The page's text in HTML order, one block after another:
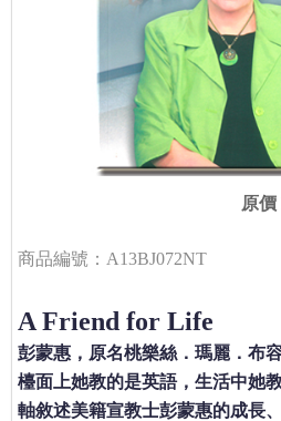
原價
商品編號：A13BJ072NT
A Friend for Life
彭蒙惠，原名桃樂絲．瑪麗．布
檯面上她教的是英語，生活中她
軸敘述美籍宣教士彭蒙惠的成長